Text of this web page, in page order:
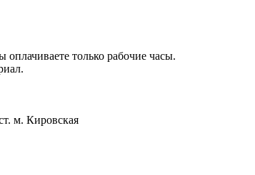
только рабочие часы.
м. Кировская